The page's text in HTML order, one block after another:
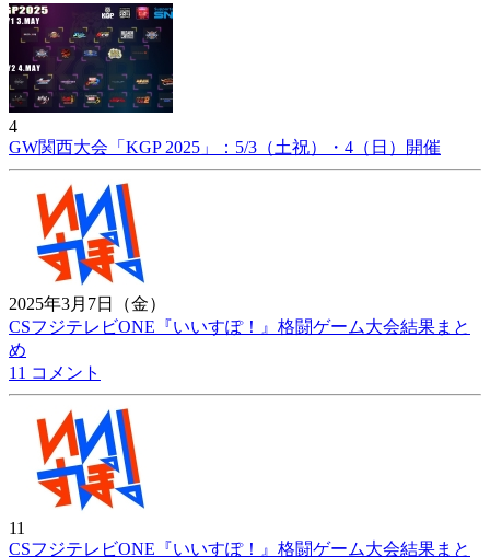
4
GW関西大会「KGP 2025」：5/3（土祝）・4（日）開催
2025年3月7日（金）
CSフジテレビONE『いいすぽ！』格闘ゲーム大会結果まと
め
11 コメント
11
CSフジテレビONE『いいすぽ！』格闘ゲーム大会結果まと